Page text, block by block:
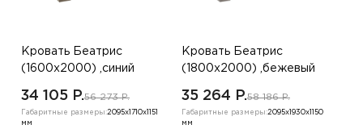
Кровать Беатрис
(1600х2000) ,синий
34 105 P.56 273 P.
Габаритные размеры:2095х1710х1151
мм
Кровать Беатрис
(1800х2000) ,бежевый
35 264 P.58 186 P.
Габаритные размеры:2095х1930х1150
мм